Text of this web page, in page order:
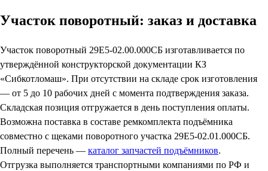
Участок поворотный: заказ и доставка
Участок поворотный 29Е5-02.00.000СБ изготавливается по
утверждённой конструкторской документации КЗ
«Сибкотломаш». При отсутствии на складе срок изготовления
— от 5 до 10 рабочих дней с момента подтверждения заказа.
Складская позиция отгружается в день поступления оплаты.
Возможна поставка в составе ремкомплекта подъёмника
совместно с щеками поворотного участка 29Е5-02.01.000СБ.
Полный перечень — каталог запчастей подъёмников.
Отгрузка выполняется транспортными компаниями по РФ и